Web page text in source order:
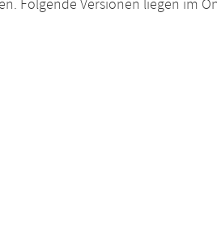
Folgende Versionen liegen im